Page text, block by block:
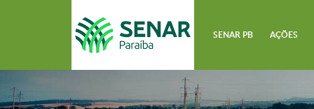
SENAR PB AÇÕES